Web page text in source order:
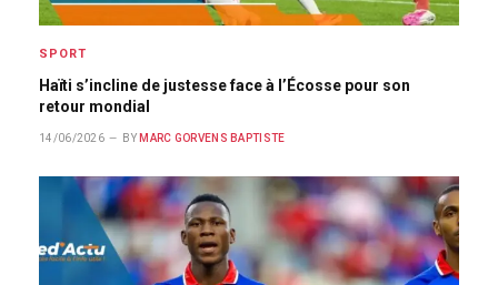
SPORT
Haïti s’incline de justesse face à l’Écosse pour son
retour mondial
14/06/2026 BY MARC GORVENS BAPTISTE